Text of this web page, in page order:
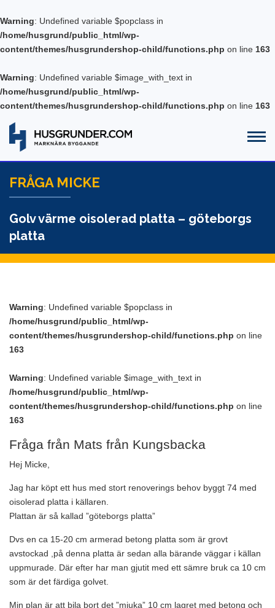
Warning: Undefined variable $popclass in
/home/husgrund/public_html/wp-
content/themes/husgrundershop-child/functions.php on line 163
Warning: Undefined variable $image_with_text in
/home/husgrund/public_html/wp-
content/themes/husgrundershop-child/functions.php on line 163
FRÅGA MICKE
Golv värme oisolerad platta – göteborgs
platta
Warning: Undefined variable $popclass in
/home/husgrund/public_html/wp-
content/themes/husgrundershop-child/functions.php on line
163
Warning: Undefined variable $image_with_text in
/home/husgrund/public_html/wp-
content/themes/husgrundershop-child/functions.php on line
163
Fråga från Mats från Kungsbacka
Hej Micke,
Jag har köpt ett hus med stort renoverings behov byggt 74 med
oisolerad platta i källaren.
Plattan är så kallad ”göteborgs platta”
Dvs en ca 15-20 cm armerad betong platta som är grovt
avstockad ,på denna platta är sedan alla bärande väggar i källan
uppmurade. Där efter har man gjutit med ett sämre bruk ca 10 cm
som är det färdiga golvet.
Min plan är att bila bort det ”mjuka” 10 cm lagret med betong och